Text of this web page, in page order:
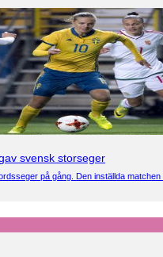
svensk storseger
på gång. Den inställda